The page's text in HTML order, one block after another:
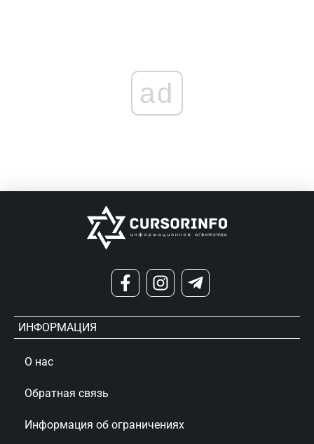
ad
ИНФОРМАЦИЯ
О нас
Обратная связь
Информация об ограничениях